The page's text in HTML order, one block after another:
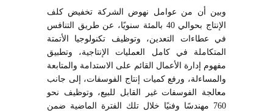
وبين أن من عوامل نهوض الشركة تخفيض كلف
الإنتاج بحوالي 40 بالمئة سنويًا، عن طريق التنافس
في عطاءات التعدين، وتوظيف تكنولوجيا الأتمتة
المتكاملة في كامل العمليات الإنتاجية، وتطبيق
مفهوم إدارة الأعمال القائم على الاستدامة والمتابعة
والمساءلة، ورفع كميات إنتاج الفوسفات، إلى جانب
معالجة الفوسفات غير القابل للبيع، وتوظيف نحو
760 مهندسًا وفنيًا خلال تلك الفترة الماضية ضمن